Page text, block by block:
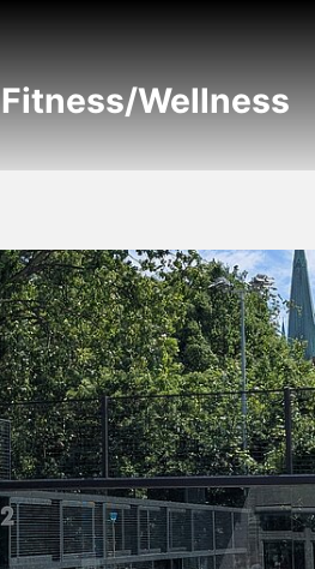
Fitness/Wellness